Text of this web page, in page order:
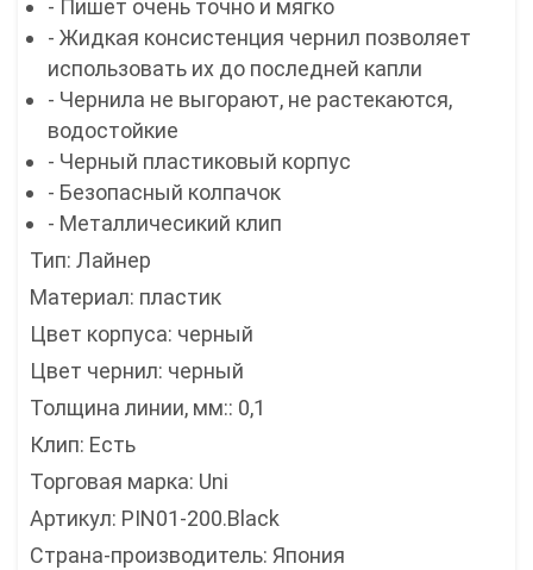
- Пишет очень точно и мягко
- Жидкая консистенция чернил позволяет
использовать их до последней капли
- Чернила не выгорают, не растекаются,
водостойкие
- Черный пластиковый корпус
- Безопасный колпачок
- Металличесикий клип
Тип: Лайнер
Материал: пластик
Цвет корпуса: черный
Цвет чернил: черный
Толщина линии, мм:: 0,1
Клип: Есть
Торговая марка: Uni
Артикул: PIN01-200.Black
Страна-производитель: Япония